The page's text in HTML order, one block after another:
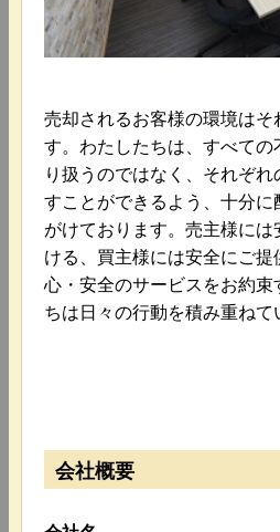
売却されるお客様の環境はそ
す。わたしたちは、すべて
り扱うのではなく、それぞ
すことができるよう、十分
がけております。売主様に
ける、買主様には安全にご
心・安全のサービスをお約
ちは日々の行動を積み重ねて
会社概要